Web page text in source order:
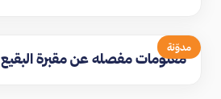
مدوّنة
معلومات مفصله عن مقبرة البقيع